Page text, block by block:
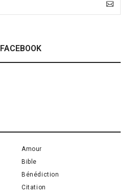
Amour
Bible
Bénédiction
Citation